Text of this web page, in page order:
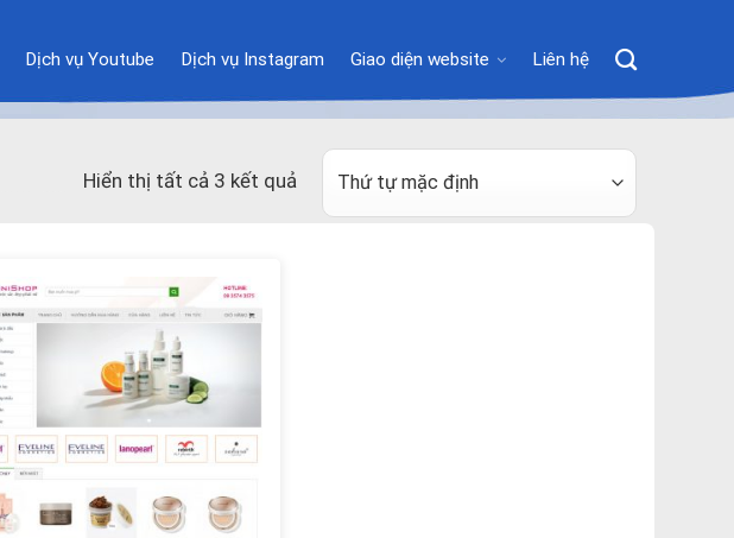
Dịch vụ Youtube Dịch vụ Instagram Giao diện website Liên hệ
Hiển thị tất cả 3 kết quả